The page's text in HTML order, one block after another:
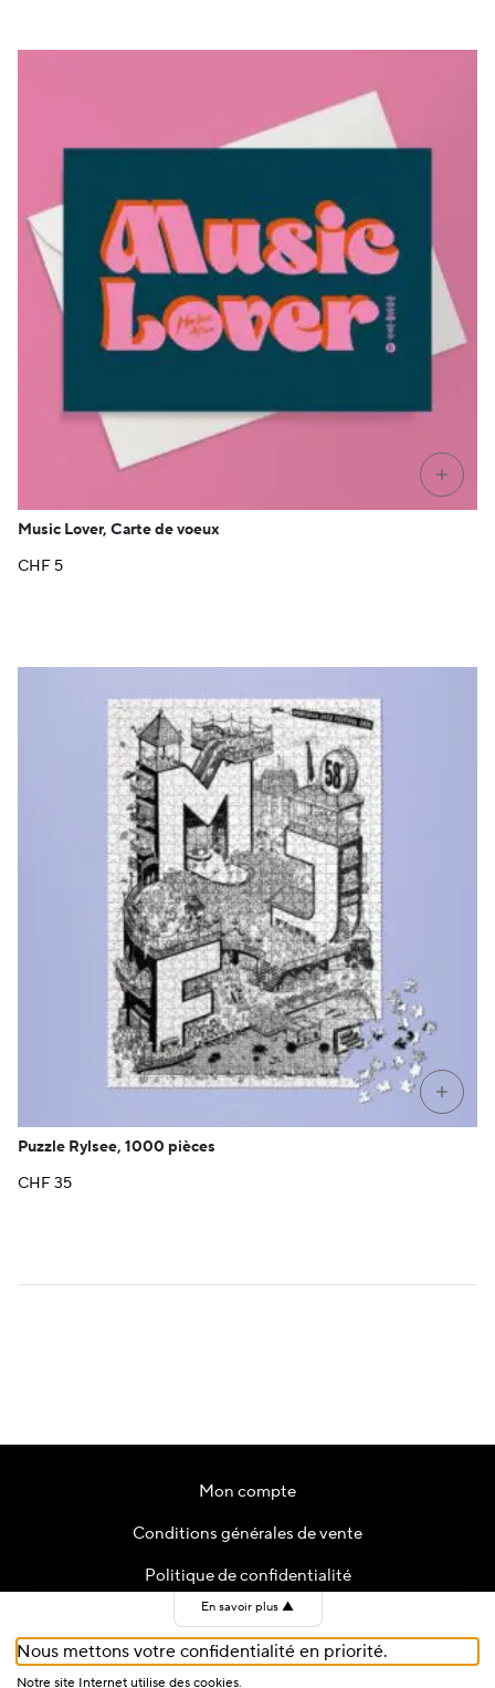
+
Music Lover, Carte de voeux
CHF 5
+
Puzzle Rylsee, 1000 pièces
CHF35
Mon compte
Conditions générales de vente
Politique de confidentialité
Contact
Cookies
En savoir plus ▲
Nous mettons votre confidentialité en priorité.
Notre site Internet utilise des cookies.